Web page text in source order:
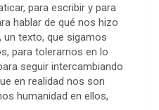
para escribir y para
hablar de qué nos hizo
un texto, que sigamos
para tolerarnos en lo
seguir intercambiando
en realidad nos son
humanidad en ellos,